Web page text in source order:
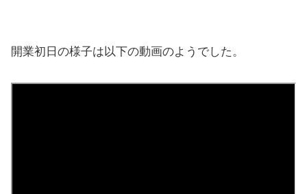
開業初日の様子は以下の動画のようでした。